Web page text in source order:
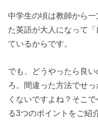
中学生の頃は教師から
た英語が大人になって
ているからです。
でも、どうやったら良
ろ。間違った方法でせ
くないですよね？そこ
る3つのポイントをご紹